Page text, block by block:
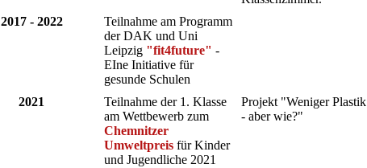
2017 - 2022
Teilnahme am Programm
der DAK und Uni
Leipzig "fit4future" -
EIne Initiative für
gesunde Schulen
2021
Teilnahme der 1. Klasse
am Wettbewerb zum
Chemnitzer
Umweltpreis für Kinder
und Jugendliche 2021
Projekt "Weniger Plastik
- aber wie?"